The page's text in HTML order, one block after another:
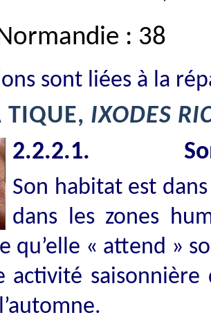
: 38
sont liées à la
TIQUE, IXODES
2.2.2.1.
Son habitat est
dans les zones
qu’elle « attend »
activité